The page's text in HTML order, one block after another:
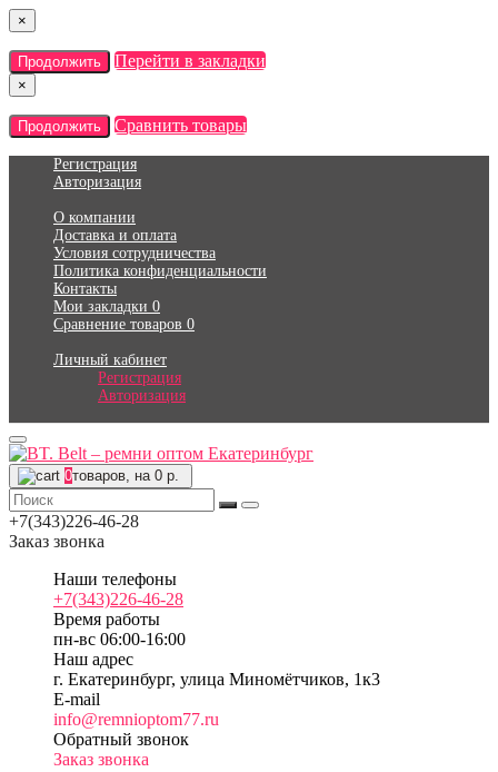
×
Продолжить Перейти в закладки
×
Продолжить Сравнить товары
Регистрация
Авторизация
О компании
Доставка и оплата
Условия сотрудничества
Политика конфиденциальности
Контакты
Мои закладки 0
Сравнение товаров 0
Личный кабинет
Регистрация
Авторизация
0товаров, на 0 р.
+7(343)226-46-28
Заказ звонка
Наши телефоны
+7(343)226-46-28
Время работы
пн-вс 06:00-16:00
Наш адрес
г. Екатеринбург, улица Миномётчиков, 1к3
E-mail
info@remnioptom77.ru
Обратный звонок
Заказ звонка